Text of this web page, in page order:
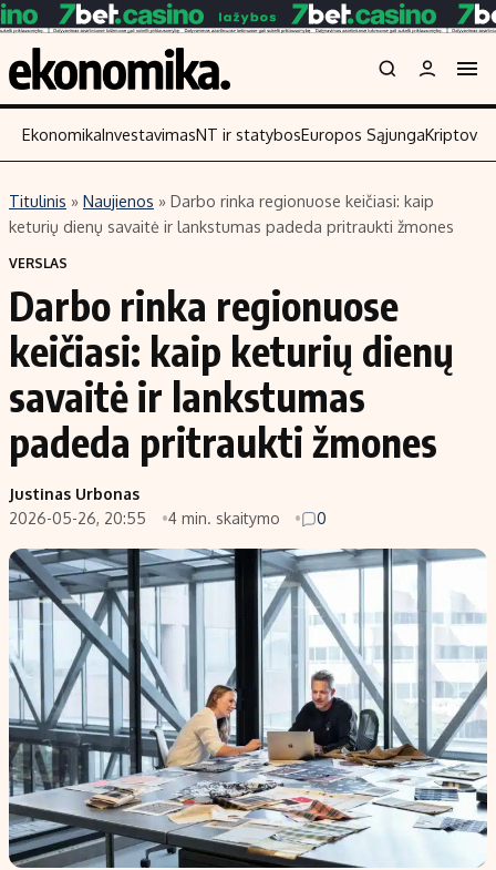
Turinys
Naujienos
Aplinka
Verslas
Energetika
Ekonomika
Politika
Skaitykite
Įmonės
Žemės ūkis
Technologijos
Laisvalaikis
Investavimas
Akcijų rinka
Saulės elektrinės
Kriptovaliutos
Infliacija
Migracija
Nedarbo išmokos skaičiuoklė
Indėliai
Indėlių skaičiuoklė
Būsto finansai
Įdomios naujienos
Redakcija
Apie mus
EkonomikaInvestavimasNT ir statybosEuropos Sąjunga
Titulinis » Naujienos » Darbo rinka regionuose keičiasi: kaip
keturių dienų savaitė ir lankstumas padeda pritraukti žmones
VERSLAS
Darbo rinka regionuose
keičiasi: kaip keturių dienų
savaitė ir lankstumas
padeda pritraukti žmones
Justinas Urbonas
2026-05-26, 20:55
4 min. skaitymo 0